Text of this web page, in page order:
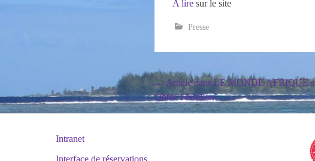
A liresur le site
Presse
Post
navigation
← Article dans LE MONDE AFRIQUE
Ohmi Téssékéré
Intranet
Interface de réservations